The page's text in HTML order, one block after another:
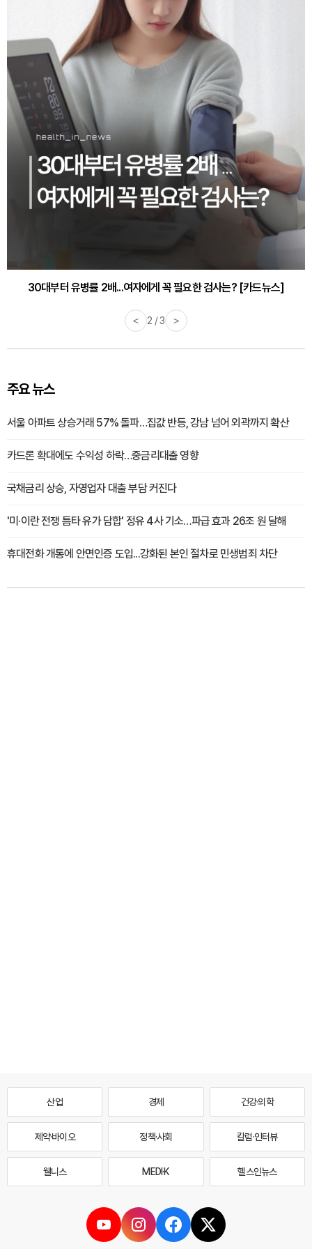
30대부터 유병률 2배...여자에게 꼭 필요한 검사는? [카드뉴스]
감기·독감 예방하고 면역력 높이는 4가지 영양제 [카드뉴스]
< 2 / 3 >
주요 뉴스
서울 아파트 상승거래 57% 돌파…집값 반등, 강남 넘어 외곽까지 확산
카드론 확대에도 수익성 하락…중금리대출 영향
국채금리 상승, 자영업자 대출 부담 커진다
'미·이란 전쟁 틈타 유가 담합' 정유 4사 기소…파급 효과 26조 원 달해
휴대전화 개통에 안면인증 도입...강화된 본인 절차로 민생범죄 차단
산업 경제 건강·의학
제약·바이오 정책·사회 칼럼·인터뷰
웰니스 MEDI·K 헬스인뉴스